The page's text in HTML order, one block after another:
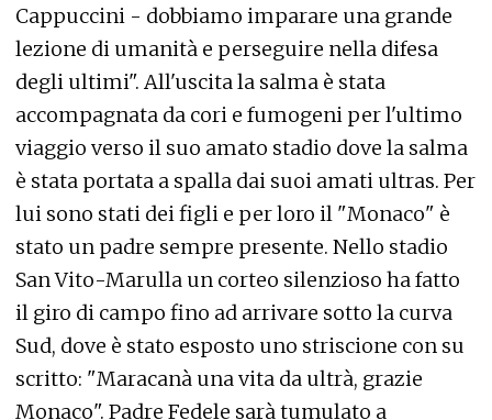
Cappuccini - dobbiamo imparare una grande
lezione di umanità e perseguire nella difesa
degli ultimi". All'uscita la salma è stata
accompagnata da cori e fumogeni per l'ultimo
viaggio verso il suo amato stadio dove la salma
è stata portata a spalla dai suoi amati ultras. Per
lui sono stati dei figli e per loro il "Monaco" è
stato un padre sempre presente. Nello stadio
San Vito-Marulla un corteo silenzioso ha fatto
il giro di campo fino ad arrivare sotto la curva
Sud, dove è stato esposto uno striscione con su
scritto: "Maracanà una vita da ultrà, grazie
Monaco". Padre Fedele sarà tumulato a